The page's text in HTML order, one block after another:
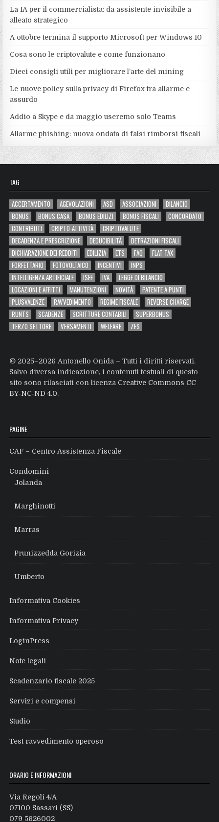
La IA per il commercialista: da assistente invisibile a
alleato strategico
A ottobre termina il supporto Microsoft per Windows 10
Cosa sono le criptovalute e come funzionano
Dieci consigli utili per migliorare l’arte del mining
Le nuove policy sulla privacy di Firefox tra allarme e
assurdo
Addio a Skype e da maggio useremo solo Teams
Allarme phishing: nuova ondata di falsi rimborsi fiscali
TAG
ACCERTAMENTO AGEVOLAZIONI ASD ASSOCIAZIONI
BILANCIO
BONUS
BONUS CASA BONUS EDILIZI BONUS FISCALI
CONCORDATO
CONTRIBUTI
CRIPTO-ATTIVITÀ
CRIPTOVALUTE
DECADENZA E PRESCRIZIONE
DEDUCIBILITÀ
DETRAZIONI FISCALI
DICHIARAZIONE DEI REDDITI
EDILIZIA ETS FAQ
FLAT TAX
FORFETTARIO
FOTOVOLTAICO INCENTIVI
INPS
INTELLIGENZA ARTIFICIALE
ISEE IVA
LEGGE DI BILANCIO
LOCAZIONI E AFFITTI
MANUTENZIONI NOVITÀ
PATENTE A PUNTI
PLUSVALENZE
RAVVEDIMENTO REGIME FISCALE
REVERSE CHARGE
RUNTS
SCADENZE SCRITTURE CONTABILI
SUPERBONUS
TERZO SETTORE
VERSAMENTI WELFARE ZES
© 2025–2026 Antonello Onida – Tutti i diritti riservati.
Salvo diversa indicazione, i contenuti testuali di questo
sito sono rilasciati con licenza Creative Commons CC
BY‑NC‑ND 4.0.
PAGINE
CAF – Centro Assistenza Fiscale
Condomini
Jolanda
Marghinotti
Marras
Prunizzedda Gorizia
Umberto
Informativa Cookies
Informativa Privacy
LoginPress
Note legali
Scadenzario fiscale 2025
Servizi e compensi
Studio
Test ravvedimento operoso
ORARIO E INFORMAZIONI
Via Regoli 4/A
07100 Sassari (SS)
079 5626002